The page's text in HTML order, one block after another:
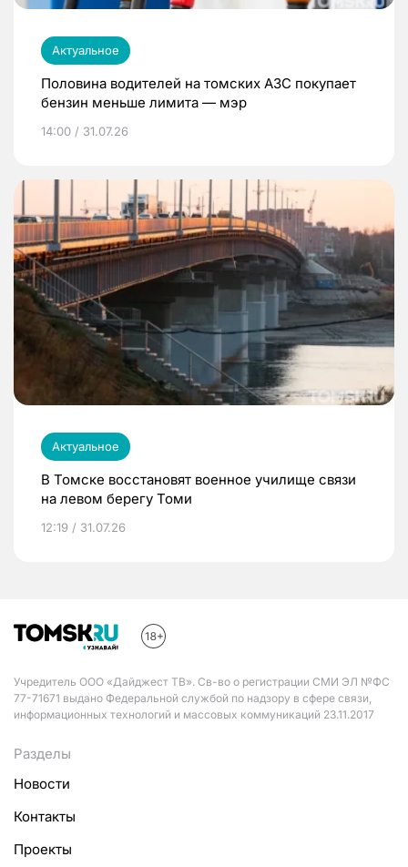
Актуальное
Половина водителей на томских АЗС покупает
бензин меньше лимита — мэр
14:00 / 31.07.26
Актуальное
В Томске восстановят военное училище связи
на левом берегу Томи
12:19 / 31.07.26
Учредитель ООО «Дайджест ТВ». Св-во о регистрации СМИ ЭЛ №ФС
77-71671 выдано Федеральной службой по надзору в сфере связи,
информационных технологий и массовых коммуникаций 23.11.2017
Разделы
Новости
Контакты
Проекты